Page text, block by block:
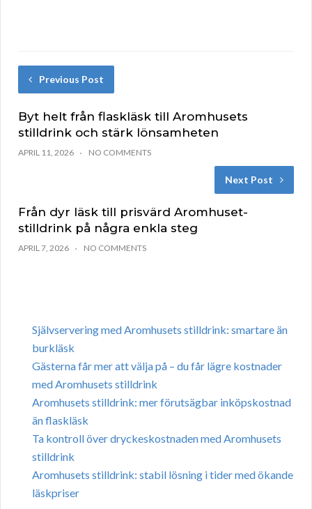
Previous Post
Byt helt från flaskläsk till Aromhusets
stilldrink och stärk lönsamheten
APRIL 11, 2026 NO COMMENTS
Next Post
Från dyr läsk till prisvärd Aromhuset-
stilldrink på några enkla steg
APRIL 7, 2026 NO COMMENTS
Självservering med Aromhusets stilldrink: smartare än
burkläsk
Gästerna får mer att välja på – du får lägre kostnader
med Aromhusets stilldrink
Aromhusets stilldrink: mer förutsägbar inköpskostnad
än flaskläsk
Ta kontroll över dryckeskostnaden med Aromhusets
stilldrink
Aromhusets stilldrink: stabil lösning i tider med ökande
läskpriser